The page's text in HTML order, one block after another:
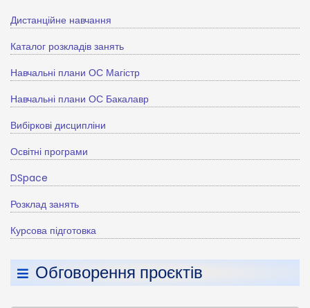
Дистанційне навчання
Каталог розкладів занять
Навчальні плани ОС Магістр
Навчальні плани ОС Бакалавр
Вибіркові дисципліни
Освітні програми
DSpace
Розклад занять
Курсова підготовка
Обговорення проєктів